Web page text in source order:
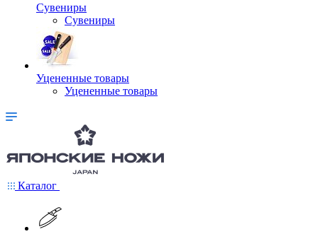
Сувениры
Сувениры
Уцененные товары
Уцененные товары
Каталог